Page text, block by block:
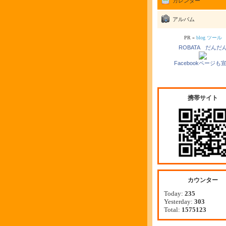
アルバム
PR » blog ツール
ROBATA だんだ
Facebookページも
携帯サイト
カウンター
Today: 235
Yesterday: 303
Total: 1575123